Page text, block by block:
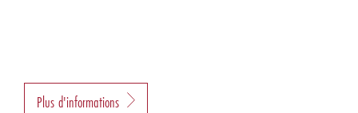
Plus d'informations